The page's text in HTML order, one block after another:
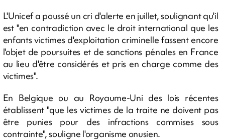
L'Unicef a poussé un cri d'alerte en juillet, soulignant qu'il
est "en contradiction avec le droit international que les
enfants victimes d'exploitation criminelle fassent encore
l'objet de poursuites et de sanctions pénales en France
au lieu d'être considérés et pris en charge comme des
victimes".
En Belgique ou au Royaume-Uni des lois récentes
établissent "que les victimes de la traite ne doivent pas
être punies pour des infractions commises sous
contrainte", souligne l'organisme onusien.